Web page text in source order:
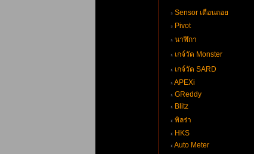
Sensor เตือนถอ
Pivot
นาฬิกา
เกจ์วัด Monster
เกจ์วัด SARD
APEXi
GReddy
Blitz
พิลร่า
HKS
Auto Meter